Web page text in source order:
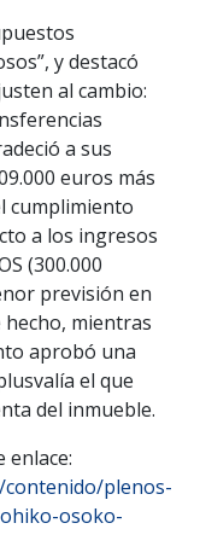
y destacó
al cambio:
a sus
euros más
cumplimiento
a los ingresos
(300.000
previsión en
hecho, mientras
aprobó una
el que
del inmueble.
enlace:
plenos-
osoko-